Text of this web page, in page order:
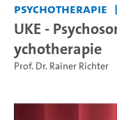
Psychotherapie
UKE -
ychotherapie
Prof. Dr. Rainer Richter